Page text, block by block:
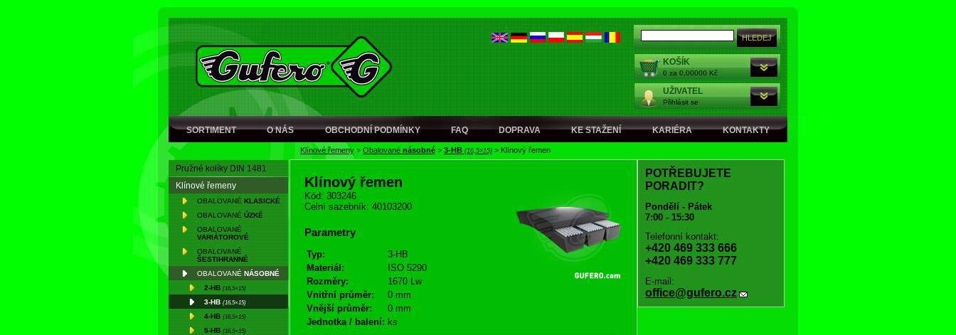
KOŠÍK
0 za 0,00000 Kč
UŽIVATEL
Přihlásit se
SORTIMENT O NÁS OBCHODNÍ PODMÍNKY FAQ DOPRAVA KE STAŽENÍ KARIÉRA KONTAKTY
Klínové řemeny > Obalované násobné > 3-HB (16,5×15) > Klínový řemen
Pružné kolíky DIN 1481
Klínové řemeny
OBALOVANÉ KLASICKÉ
OBALOVANÉ ÚZKÉ
OBALOVANÉ
VARIÁTOROVÉ
OBALOVANÉ
ŠESTIHRANNÉ
OBALOVANÉ NÁSOBNÉ
2-HB (16,5×15)
3-HB (16,5×15)
4-HB (16,5×15)
5-HB (16,5×15)
Klínový řemen
Kód: 303246
Celní sazebník: 40103200
Parametry
Typ:
3-HB
Materiál:
ISO 5290
Rozměry:
1670 Lw
Vnitřní průměr:
0 mm
Vnější průměr:
0 mm
Jednotka / balení: ks
POTŘEBUJETE
PORADIT?
Pondělí - Pátek
7:00 - 15:30
Telefonní kontakt:
+420 469 333 666
+420 469 333 777
E-mail:
office@gufero.cz